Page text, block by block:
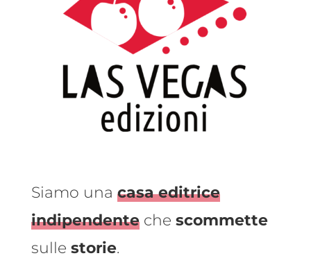
Siamo una casa editrice
indipendenteche scommette
sulle storie.